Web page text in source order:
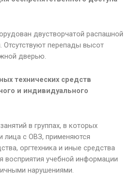
двустворчатой распашной
перепады высот
дверью.
технических средств
и индивидуального
в группах, в которых
лица с ОВЗ, применяются
оргтехника и иные средства
восприятия учебной информации
нарушениями.